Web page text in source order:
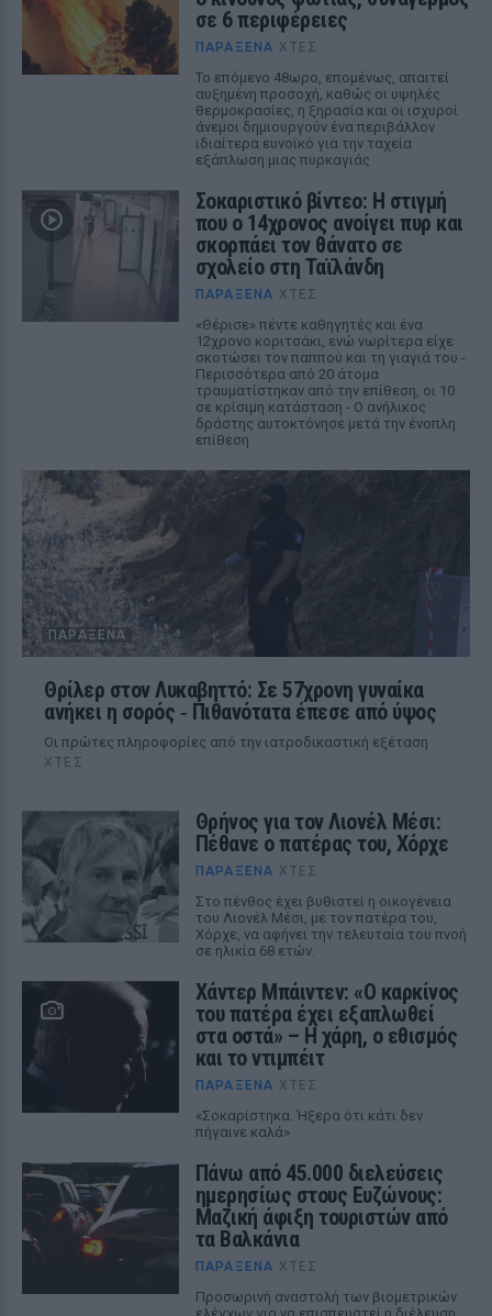
σε 6 περιφέρειες
ΠΑΡΆΞΕΝΑ ΧΤΕΣ
Το επόμενο 48ωρο, επομένως, απαιτεί
αυξημένη προσοχή, καθώς οι υψηλές
θερμοκρασίες, η ξηρασία και οι ισχυροί
άνεμοι δημιουργούν ένα περιβάλλον
ιδιαίτερα ευνοϊκό για την ταχεία
εξάπλωση μιας πυρκαγιάς
Σοκαριστικό βίντεο: Η στιγμή
που ο 14χρονος ανοίγει πυρ και
σκορπάει τον θάνατο σε
σχολείο στη Ταϊλάνδη
ΠΑΡΆΞΕΝΑ ΧΤΕΣ
«Θέρισε» πέντε καθηγητές και ένα
12χρονο κοριτσάκι, ενώ νωρίτερα είχε
σκοτώσει τον παππού και τη γιαγιά του -
Περισσότερα από 20 άτομα
τραυματίστηκαν από την επίθεση, οι 10
σε κρίσιμη κατάσταση - Ο ανήλικος
δράστης αυτοκτόνησε μετά την ένοπλη
επίθεση
ΠΑΡΆΞΕΝΑ
Θρίλερ στον Λυκαβηττό: Σε 57χρονη γυναίκα
ανήκει η σορός ‑ Πιθανότατα έπεσε από ύψος
Οι πρώτες πληροφορίες από την ιατροδικαστική εξέταση
ΧΤΕΣ
Θρήνος για τον Λιονέλ Μέσι:
Πέθανε ο πατέρας του, Χόρχε
ΠΑΡΆΞΕΝΑ ΧΤΕΣ
Στο πένθος έχει βυθιστεί η οικογένεια
του Λιονέλ Μέσι, με τον πατέρα του,
Χόρχε, να αφήνει την τελευταία του πνοή
σε ηλικία 68 ετών.
Χάντερ Μπάιντεν: «Ο καρκίνος
του πατέρα έχει εξαπλωθεί
στα οστά» – Η χάρη, ο εθισμός
και το ντιμπέιτ
ΠΑΡΆΞΕΝΑ ΧΤΕΣ
«Σοκαρίστηκα. Ήξερα ότι κάτι δεν
πήγαινε καλά»
Πάνω από 45.000 διελεύσεις
ημερησίως στους Ευζώνους:
Μαζική άφιξη τουριστών από
τα Βαλκάνια
ΠΑΡΆΞΕΝΑ ΧΤΕΣ
Προσωρινή αναστολή των βιομετρικών